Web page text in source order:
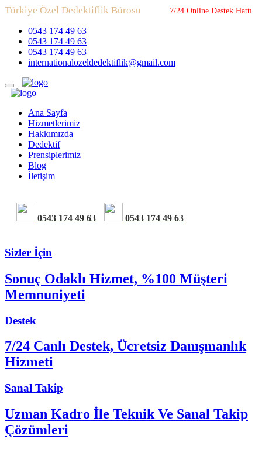
Türkiye Özel Dedektiflik Bürosu 7/24 Online Destek Hattı
0543 174 49 63
0543 174 49 63
0543 174 49 63
internationalozeldedektiflik@gmail.com
Ana Sayfa
Hizmetlerimiz
Hakkımızda
Dedektif
Prensiplerimiz
Blog
İletişim
0543 174 49 63 0543 174 49 63
Sizler İçin
Sonuç Odaklı Hizmet, %100 Müşteri
Memnuniyeti
Destek
7/24 Canlı Destek, Ücretsiz Danışmanlık
Hizmeti
Sanal Takip
Uzman Kadro İle Teknik Ve Sanal Takip
Çözümleri